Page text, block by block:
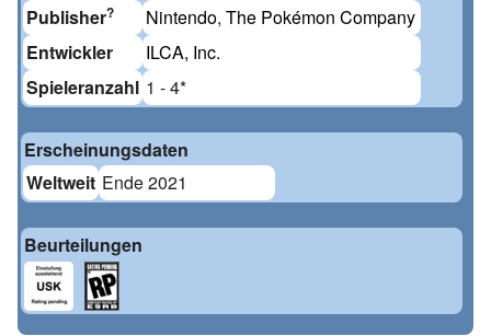
Publisher? Nintendo, The Pokémon Company
Entwickler
ILCA, Inc.
Spieleranzahl 1 - 4*
Erscheinungsdaten
Weltweit Ende 2021
Beurteilungen